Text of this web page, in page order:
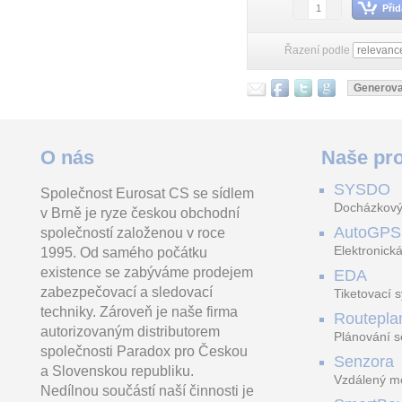
Řazení podle
O nás
Společnost Eurosat CS se sídlem
v Brně je ryze českou obchodní
společností založenou v roce
1995. Od samého počátku
existence se zabýváme prodejem
zabezpečovací a sledovací
techniky. Zároveň je naše firma
autorizovaným distributorem
společnosti Paradox pro Českou
a Slovenskou republiku.
Nedílnou součástí naší činnosti je
Naše
SYSDO
AutoGPS
EDA
Tiketovací
Plánování
Senzora
Vzdálený